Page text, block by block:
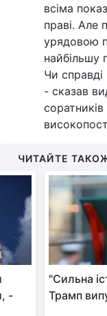
всіма
праві. Але
урядовою
найбільшу
Чи
- сказав
ЧИТАЙТЕ
-
"Сильна
Трамп